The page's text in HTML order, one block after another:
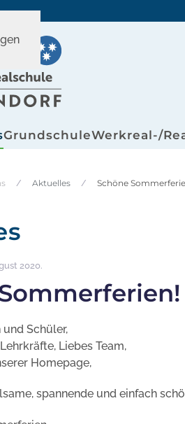
GrundschuleWerkreal-/
Aktuelles Schöne
2020.
Schüler,
Liebes Team,
Homepage,
spannende und einfach